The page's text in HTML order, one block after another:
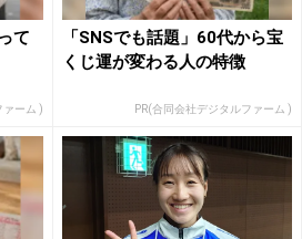
て
ァーム )
「SNSでも話題」60代から宝
くじ運が変わる人の特徴
PR(合同会社デジタルファーム )